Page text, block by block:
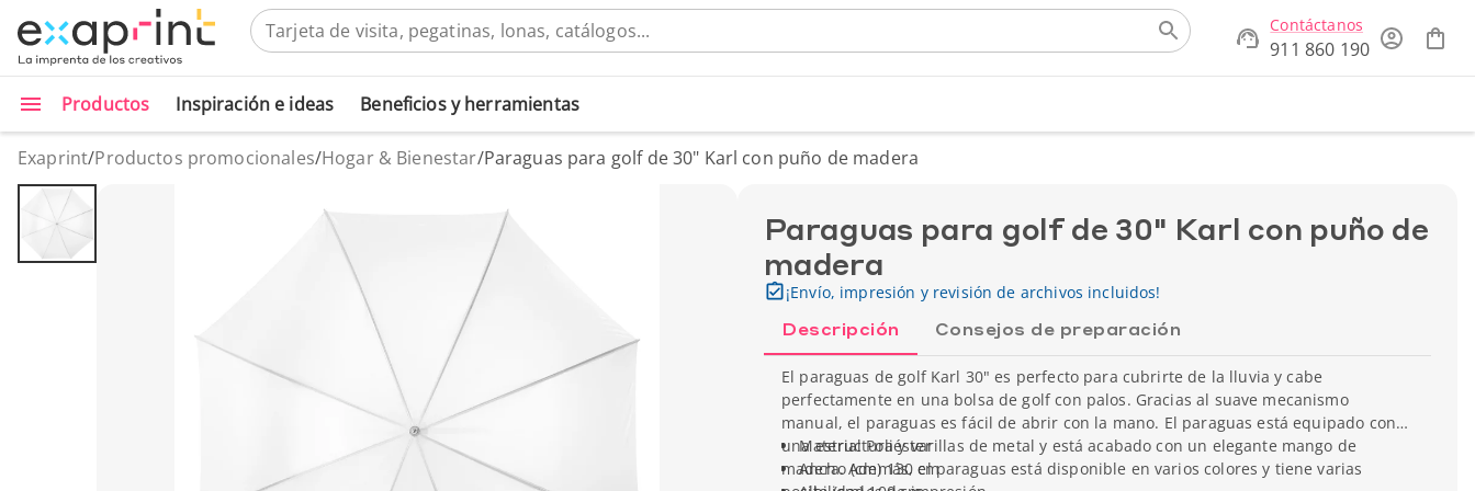
Contáctanos
911 860 190
Productos Inspiración e ideas Beneficios y herramientas
Exaprint/Productos promocionales/Hogar & Bienestar/Paraguas para golf de 30" Karl con puño de madera
Paraguas para golf de 30" Karl con puño de
madera
¡Envío, impresión y revisión de archivos incluidos!
Descripción Consejos de preparación
El paraguas de golf Karl 30" es perfecto para cubrirte de la lluvia y cabe
perfectamente en una bolsa de golf con palos. Gracias al suave mecanismo
manual, el paraguas es fácil de abrir con la mano. El paraguas está equipado con
una estructura y varillas de metal y está acabado con un elegante mango de
madera. Además, el paraguas está disponible en varios colores y tiene varias
Material Poliéster
Ancho (cm) 130 cm